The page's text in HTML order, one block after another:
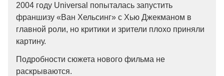
2004 году Universal попыталась запустить
франшизу «Ван Хельсинг» с Хью Джекманом в
главной роли, но критики и зрители плохо приняли
картину.
Подробности сюжета нового фильма не
раскрываются.